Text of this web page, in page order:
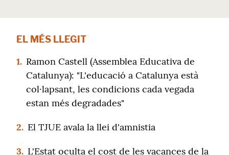
EL MÉS LLEGIT
1. Ramon Castell (Assemblea Educativa de
Catalunya): "L'educació a Catalunya està
col·lapsant, les condicions cada vegada
estan més degradades"
2. El TJUE avala la llei d'amnistia
3. L'Estat oculta el cost de les vacances de la